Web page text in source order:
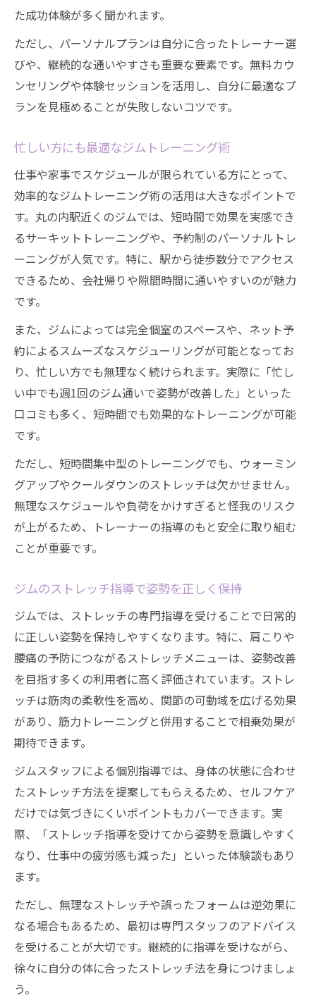
た成功体験が多く聞かれます。
ただし、パーソナルプランは自分に合ったトレーナー選
びや、継続的な通いやすさも重要な要素です。無料カウ
ンセリングや体験セッションを活用し、自分に最適なプ
ランを見極めることが失敗しないコツです。
忙しい方にも最適なジムトレーニング術
仕事や家事でスケジュールが限られている方にとって、
効率的なジムトレーニング術の活用は大きなポイントで
す。丸の内駅近くのジムでは、短時間で効果を実感でき
るサーキットトレーニングや、予約制のパーソナルトレ
ーニングが人気です。特に、駅から徒歩数分でアクセス
できるため、会社帰りや隙間時間に通いやすいのが魅力
です。
また、ジムによっては完全個室のスペースや、ネット予
約によるスムーズなスケジューリングが可能となってお
り、忙しい方でも無理なく続けられます。実際に「忙し
い中でも週1回のジム通いで姿勢が改善した」といった
口コミも多く、短時間でも効果的なトレーニングが可能
です。
ただし、短時間集中型のトレーニングでも、ウォーミン
グアップやクールダウンのストレッチは欠かせません。
無理なスケジュールや負荷をかけすぎると怪我のリスク
が上がるため、トレーナーの指導のもと安全に取り組む
ことが重要です。
ジムのストレッチ指導で姿勢を正しく保持
ジムでは、ストレッチの専門指導を受けることで日常的
に正しい姿勢を保持しやすくなります。特に、肩こりや
腰痛の予防につながるストレッチメニューは、姿勢改善
を目指す多くの利用者に高く評価されています。ストレ
ッチは筋肉の柔軟性を高め、関節の可動域を広げる効果
があり、筋力トレーニングと併用することで相乗効果が
期待できます。
ジムスタッフによる個別指導では、身体の状態に合わせ
たストレッチ方法を提案してもらえるため、セルフケア
だけでは気づきにくいポイントもカバーできます。実
際、「ストレッチ指導を受けてから姿勢を意識しやすく
なり、仕事中の疲労感も減った」といった体験談もあり
ます。
ただし、無理なストレッチや誤ったフォームは逆効果に
なる場合もあるため、最初は専門スタッフのアドバイス
を受けることが大切です。継続的に指導を受けながら、
徐々に自分の体に合ったストレッチ法を身につけましょ
う。